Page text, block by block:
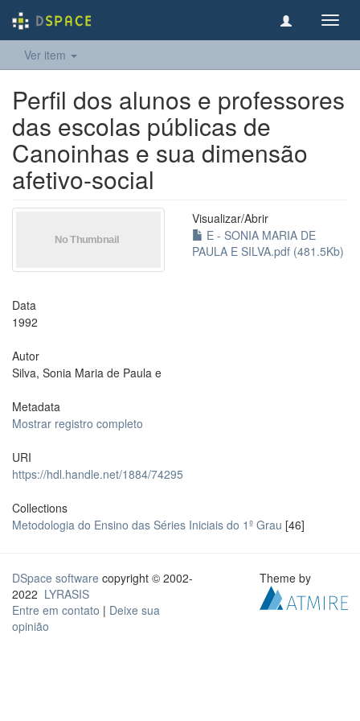
Ver item
Perfil dos alunos e professores
das escolas públicas de
Canoinhas e sua dimensão
afetivo-social
Visualizar/Abrir
E - SONIA MARIA DE
PAULA E SILVA.pdf (481.5Kb)
Data
1992
Autor
Silva, Sonia Maria de Paula e
Metadata
Mostrar registro completo
URI
https://hdl.handle.net/1884/74295
Collections
Metodologia do Ensino das Séries Iniciais do 1º Grau [46]
DSpace software copyright © 2002-
2022 LYRASIS
Entre em contato | Deixe sua
opinião
Theme by